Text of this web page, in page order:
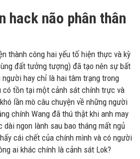
hack não phân thân
thành công hai yếu tố hiện thực và kỳ
đất tưởng tượng) đã tạo nên sự bất
hay chỉ là hai tâm trạng trong
có tồn tại một cảnh sát chính trực và
lần mò câu chuyện về những người
chính Wang đã thú thật khi anh may
ngon lành sau bao tháng mất ngủ
cái chết của chính mình và có người
ai khác chính là cảnh sát Lok?